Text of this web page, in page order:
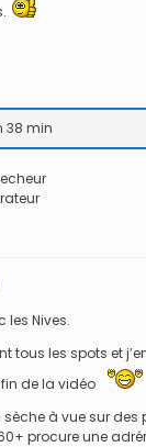
38 min
les Nives.
tous les spots et
de la vidéo
à vue sur des
procure une